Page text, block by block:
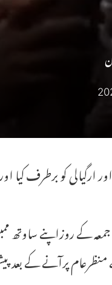
کو برطرف کیا
کے روزاپنے
پرآنے کے